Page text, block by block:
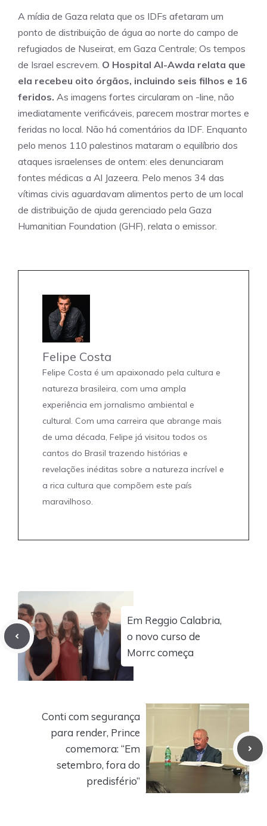
A mídia de Gaza relata que os IDFs afetaram um
ponto de distribuição de água ao norte do campo de
refugiados de Nuseirat, em Gaza Centrale; Os tempos
de Israel escrevem. O Hospital Al-Awda relata que
ela recebeu oito órgãos, incluindo seis filhos e 16
feridos. As imagens fortes circularam on -line, não
imediatamente verificáveis, parecem mostrar mortes e
feridas no local. Não há comentários da IDF. Enquanto
pelo menos 110 palestinos mataram o equilíbrio dos
ataques israelenses de ontem: eles denunciaram
fontes médicas a Al Jazeera. Pelo menos 34 das
vítimas civis aguardavam alimentos perto de um local
de distribuição de ajuda gerenciado pela Gaza
Humanitian Foundation (GHF), relata o emissor.
Felipe Costa
Felipe Costa é um apaixonado pela cultura e
natureza brasileira, com uma ampla
experiência em jornalismo ambiental e
cultural. Com uma carreira que abrange mais
de uma década, Felipe já visitou todos os
cantos do Brasil trazendo histórias e
revelações inéditas sobre a natureza incrível e
a rica cultura que compõem este país
maravilhoso.
Em Reggio Calabria,
o novo curso de
Morrc começa
Conti com segurança
para render, Prince
comemora: “Em
setembro, fora do
predisfério”